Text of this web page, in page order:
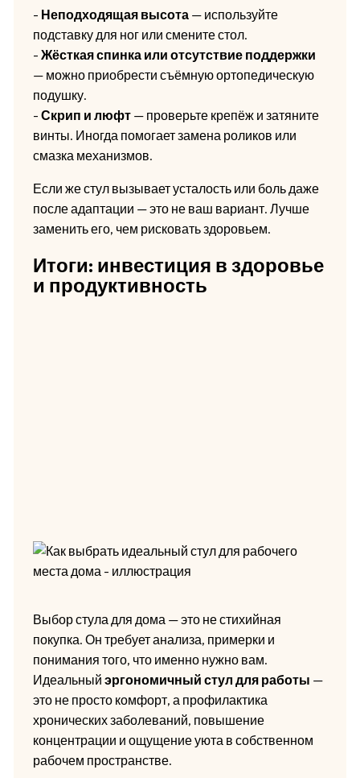
- Неподходящая высота— используйте
подставку для ног или смените стол.
- Жёсткая спинка или отсутствие поддержки
— можно приобрести съёмную ортопедическую
подушку.
- Скрип и люфт— проверьте крепёж и затяните
винты. Иногда помогает замена роликов или
смазка механизмов.
Если же стул вызывает усталость или боль даже
после адаптации — это не ваш вариант. Лучше
заменить его, чем рисковать здоровьем.
Итоги: инвестиция в здоровье
и продуктивность
Выбор стула для дома — это не стихийная
покупка. Он требует анализа, примерки и
понимания того, что именно нужно вам.
Идеальный эргономичный стул для работы —
это не просто комфорт, а профилактика
хронических заболеваний, повышение
концентрации и ощущение уюта в собственном
рабочем пространстве.